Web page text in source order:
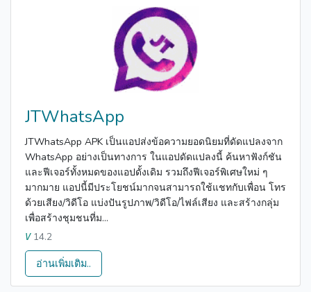
JTWhatsApp
JTWhatsApp APK เป็นแอปส่งข้อความยอดนิยมที่ดัดแปลงจาก
WhatsApp อย่างเป็นทางการ ในแอปดัดแปลงนี้ ค้นหาฟังก์ชัน
และฟีเจอร์ทั้งหมดของแอปดั้งเดิม รวมถึงฟีเจอร์พิเศษใหม่ ๆ
มากมาย แอปนี้มีประโยชน์มากจนสามารถใช้แชทกับเพื่อน โทร
ด้วยเสียง/วิดีโอ แบ่งปันรูปภาพ/วิดีโอ/ไฟล์เสียง และสร้างกลุ่ม
เพื่อสร้างชุมชนที่ม...
V14.2
อ่านเพิ่มเติม..